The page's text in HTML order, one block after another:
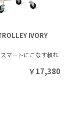
IVORY
マートにこなす頼れ
￥17,380